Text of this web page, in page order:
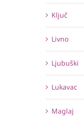
Ključ
Livno
Ljubuški
Lukavac
Maglaj